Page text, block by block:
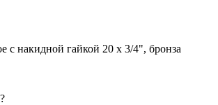
с накидной гайкой 20 х 3/4", бронза